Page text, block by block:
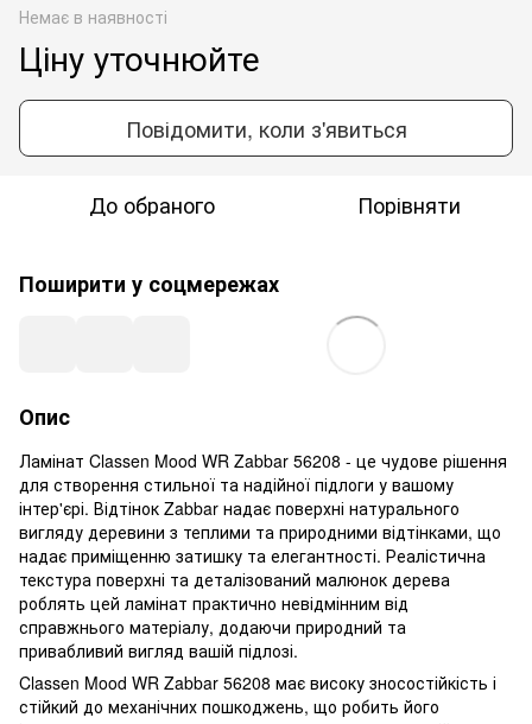
Немає в наявності
Ціну уточнюйте
Повідомити, коли з'явиться
До обраного Порівняти
Поширити у соцмережах
Опис
Ламінат Classen Mood WR Zabbar 56208 - це чудове рішення
для створення стильної та надійної підлоги у вашому
інтер'єрі. Відтінок Zabbar надає поверхні натурального
вигляду деревини з теплими та природними відтінками, що
надає приміщенню затишку та елегантності. Реалістична
текстура поверхні та деталізований малюнок дерева
роблять цей ламінат практично невідмінним від
справжнього матеріалу, додаючи природний та
привабливий вигляд вашій підлозі.
Classen Mood WR Zabbar 56208 має високу зносостійкість і
стійкий до механічних пошкоджень, що робить його